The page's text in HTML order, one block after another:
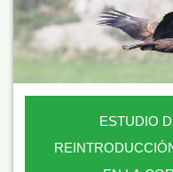
ESTUDIO